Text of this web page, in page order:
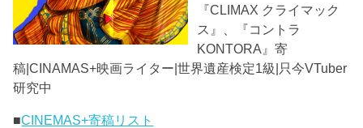
『CLIMAX クライマック
ス』、『コントラ
KONTORA』寄
稿|CINAMAS+映画ライター|世界遺産検定1級|只今VTuber
研究中
■CINEMAS+寄稿リスト